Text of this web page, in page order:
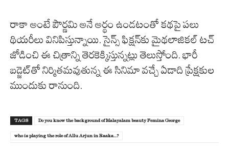
రాకా అంటే పౌర్ణమి అనే అర్థం ఉండటంతో కథపై పలు
థియరీలు వినిపిస్తున్నాయి. సైన్స్ ఫిక్షన్‌కు మైథలాజికల్ టచ్
జోడించి ఈ చిత్రాన్ని తెరకెక్కిస్తున్నట్లు తెలుస్తోంది. భారీ
బడ్జెట్‌తో నిర్మితమవుతున్న ఈ సినిమా వచ్చే ఏడాది ప్రేక్షకుల
ముందుకు రానుంది.
TAGS Do you know the background of Malayalam beauty Femina George
who is playing the role of Allu Arjun in Raaka...?